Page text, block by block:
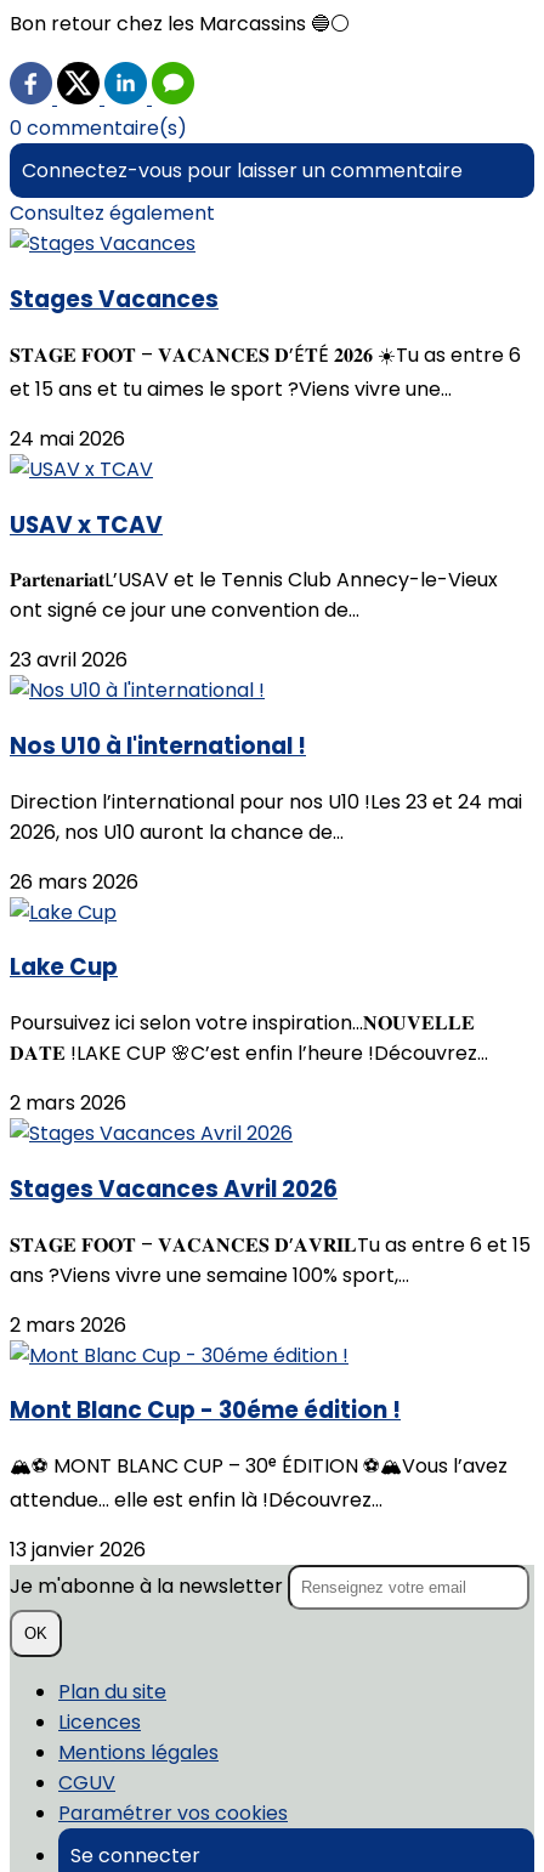
Bon retour chez les Marcassins 🔵⚪️
0 commentaire(s)
Connectez-vous pour laisser un commentaire
Consultez également
Stages Vacances
𝐒𝐓𝐀𝐆𝐄 𝐅𝐎𝐎𝐓 – 𝐕𝐀𝐂𝐀𝐍𝐂𝐄𝐒 𝐃’É𝐓É 𝟐𝟎𝟐𝟔 ☀️Tu as entre 6
et 15 ans et tu aimes le sport ?Viens vivre une...
24 mai 2026
USAV x TCAV
𝐏𝐚𝐫𝐭𝐞𝐧𝐚𝐫𝐢𝐚𝐭L’USAV et le Tennis Club Annecy-le-Vieux
ont signé ce jour une convention de...
23 avril 2026
Nos U10 à l'international !
Direction l’international pour nos U10 !Les 23 et 24 mai
2026, nos U10 auront la chance de...
26 mars 2026
Lake Cup
Poursuivez ici selon votre inspiration...𝐍𝐎𝐔𝐕𝐄𝐋𝐋𝐄
𝐃𝐀𝐓𝐄 !LAKE CUP 🌸C’est enfin l’heure !Découvrez...
2 mars 2026
Stages Vacances Avril 2026
𝐒𝐓𝐀𝐆𝐄 𝐅𝐎𝐎𝐓 – 𝐕𝐀𝐂𝐀𝐍𝐂𝐄𝐒 𝐃’𝐀𝐕𝐑𝐈𝐋Tu as entre 6 et 15
ans ?Viens vivre une semaine 100% sport,...
2 mars 2026
Mont Blanc Cup - 30éme édition !
🏔️⚽️ MONT BLANC CUP – 30ᵉ ÉDITION ⚽️🏔️Vous l’avez
attendue… elle est enfin là !Découvrez...
13 janvier 2026
Je m'abonne à la newsletter
OK
Plan du site
Licences
Mentions légales
CGUV
Paramétrer vos cookies
Se connecter